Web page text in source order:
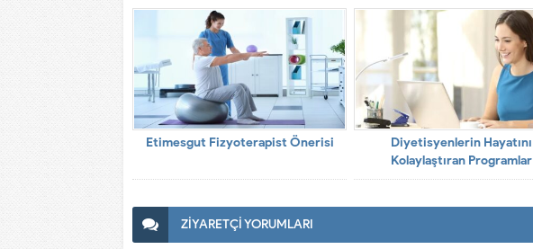
Etimesgut Fizyoterapist Önerisi
Diyetisyenlerin Hayatını
Kolaylaştıran Programlar
ZİYARETÇİ YORUMLARI